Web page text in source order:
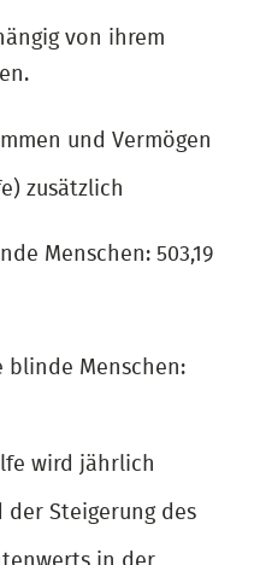
von ihrem
und Vermögen
zusätzlich
Menschen: 503,19
blinde Menschen:
wird jährlich
der Steigerung des